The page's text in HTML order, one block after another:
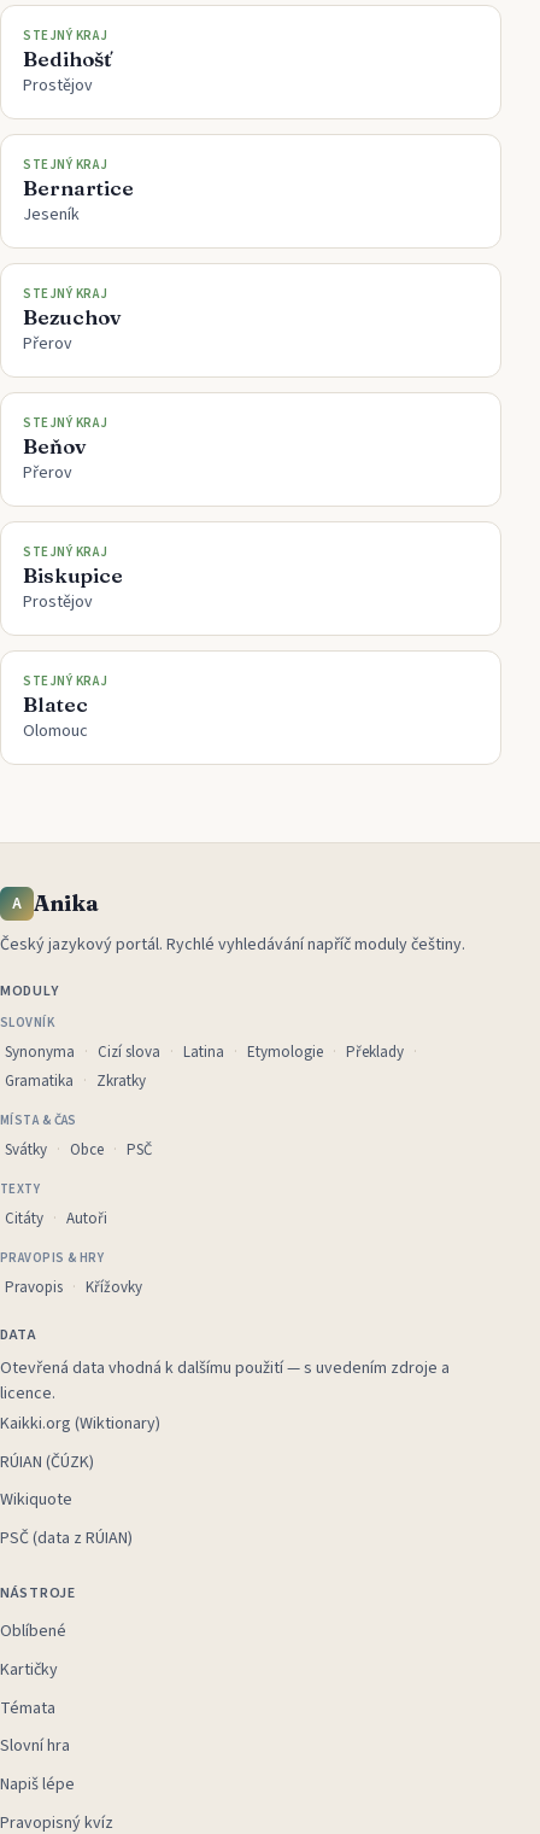
STEJNÝ KRAJ
Bedihošť
Prostějov
STEJNÝ KRAJ
Bernartice
Jeseník
STEJNÝ KRAJ
Bezuchov
Přerov
STEJNÝ KRAJ
Beňov
Přerov
STEJNÝ KRAJ
Biskupice
Prostějov
STEJNÝ KRAJ
Blatec
Olomouc
A Anika
Český jazykový portál. Rychlé vyhledávání napříč moduly češtiny.
MODULY
SLOVNÍK
Synonyma Cizí slova Latina Etymologie
Překlady
Gramatika
Zkratky
MÍSTA & ČAS
Svátky Obce PSČ
TEXTY
Citáty Autoři
PRAVOPIS & HRY
Pravopis Křížovky
DATA
Otevřená data vhodná k dalšímu použití — s uvedením zdroje a
licence.
Kaikki.org (Wiktionary)
RÚIAN (ČÚZK)
Wikiquote
PSČ (data z RÚIAN)
NÁSTROJE
Oblíbené
Kartičky
Témata
Slovní hra
Napiš lépe
Pravopisný kvíz